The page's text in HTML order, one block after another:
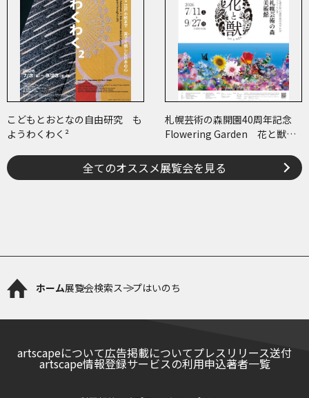
こどもとおとなの自由研究 も
ようわくわく²
札幌芸術の森開園40周年記念
Flowering Garden 花と獣
全てのオススメ展覧会を見る
ホーム展覧会検索スープはいのち
artscapeについて広告掲載についてプレスリリース送付
artscape情報登録サービスの利用申込著者一覧